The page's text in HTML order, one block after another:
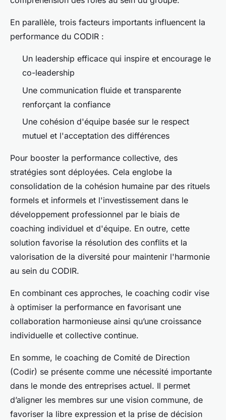
En parallèle, trois facteurs importants influencent la
performance du CODIR :
Un leadership efficace qui inspire et encourage le
co-leadership
Une communication fluide et transparente
renforçant la confiance
Une cohésion d'équipe basée sur le respect
mutuel et l'acceptation des différences
Pour booster la performance collective, des
stratégies sont déployées. Cela englobe la
consolidation de la cohésion humaine par des rituels
formels et informels et l'investissement dans le
développement professionnel par le biais de
coaching individuel et d'équipe. En outre, cette
solution favorise la résolution des conflits et la
valorisation de la diversité pour maintenir l'harmonie
au sein du CODIR.
En combinant ces approches, le coaching codir vise
à optimiser la performance en favorisant une
collaboration harmonieuse ainsi qu’une croissance
individuelle et collective continue.
En somme, le coaching de Comité de Direction
(Codir) se présente comme une nécessité importante
dans le monde des entreprises actuel. Il permet
d’aligner les membres sur une vision commune, de
favoriser la libre expression et la prise de décision